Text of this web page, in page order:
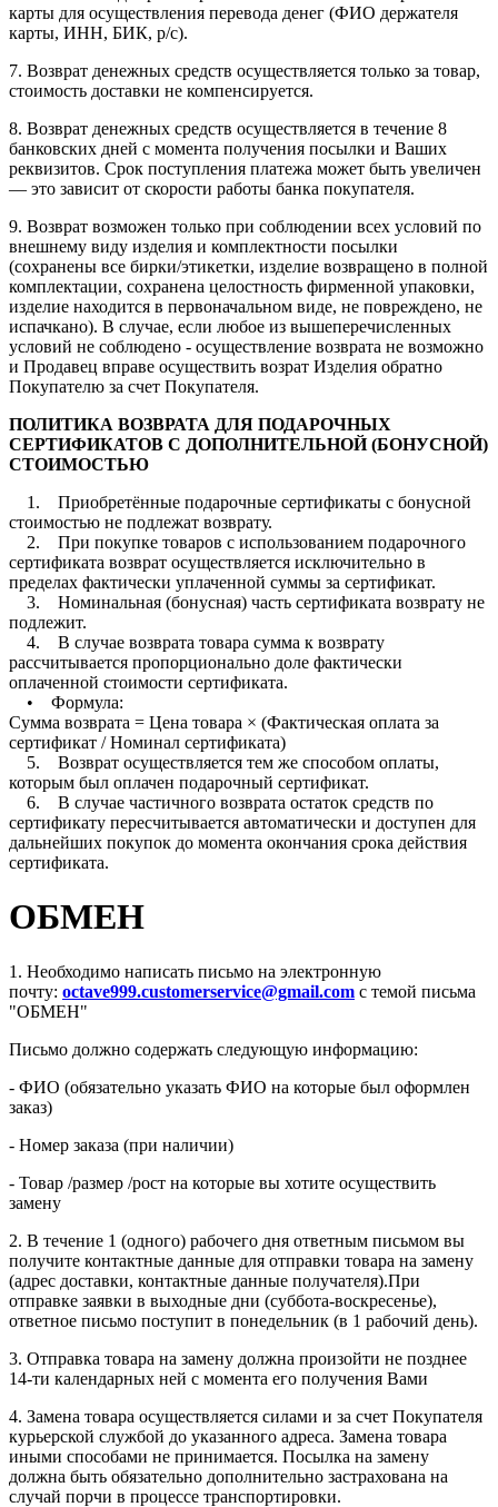
карты для осуществления перевода денег (ФИО держателя
карты, ИНН, БИК, р/с).
7. Возврат денежных средств осуществляется только за товар,
стоимость доставки не компенсируется.
8. Возврат денежных средств осуществляется в течение 8
банковских дней с момента получения посылки и Ваших
реквизитов. Срок поступления платежа может быть увеличен
— это зависит от скорости работы банка покупателя.
9. Возврат возможен только при соблюдении всех условий по
внешнему виду изделия и комплектности посылки
(сохранены все бирки/этикетки, изделие возвращено в полной
комплектации, сохранена целостность фирменной упаковки,
изделие находится в первоначальном виде, не повреждено, не
испачкано). В случае, если любое из вышеперечисленных
условий не соблюдено - осуществление возврата не возможно
и Продавец вправе осуществить возрат Изделия обратно
Покупателю за счет Покупателя.
ПОЛИТИКА ВОЗВРАТА ДЛЯ ПОДАРОЧНЫХ
СЕРТИФИКАТОВ С ДОПОЛНИТЕЛЬНОЙ (БОНУСНОЙ)
СТОИМОСТЬЮ
1. Приобретённые подарочные сертификаты с бонусной
стоимостью не подлежат возврату.
2. При покупке товаров с использованием подарочного
сертификата возврат осуществляется исключительно в
пределах фактически уплаченной суммы за сертификат.
3. Номинальная (бонусная) часть сертификата возврату не
подлежит.
4. В случае возврата товара сумма к возврату
рассчитывается пропорционально доле фактически
оплаченной стоимости сертификата.
• Формула:
Сумма возврата = Цена товара × (Фактическая оплата за
сертификат / Номинал сертификата)
5. Возврат осуществляется тем же способом оплаты,
которым был оплачен подарочный сертификат.
6. В случае частичного возврата остаток средств по
сертификату пересчитывается автоматически и доступен для
дальнейших покупок до момента окончания срока действия
сертификата.
ОБМЕН
1. Необходимо написать письмо на электронную
почту: octave999.customerservice@gmail.com с темой письма
"ОБМЕН"
Письмо должно содержать следующую информацию:
- ФИО (обязательно указать ФИО на которые был оформлен
заказ)
- Номер заказа (при наличии)
- Товар /размер /рост на которые вы хотите осуществить
замену
2. В течение 1 (одного) рабочего дня ответным письмом вы
получите контактные данные для отправки товара на замену
(адрес доставки, контактные данные получателя).При
отправке заявки в выходные дни (суббота-воскресенье),
ответное письмо поступит в понедельник (в 1 рабочий день).
3. Отправка товара на замену должна произойти не позднее
14-ти календарных ней с момента его получения Вами
4. Замена товара осуществляется силами и за счет Покупателя
курьерской службой до указанного адреса. Замена товара
иными способами не принимается. Посылка на замену
должна быть обязательно дополнительно застрахована на
случай порчи в процессе транспортировки.